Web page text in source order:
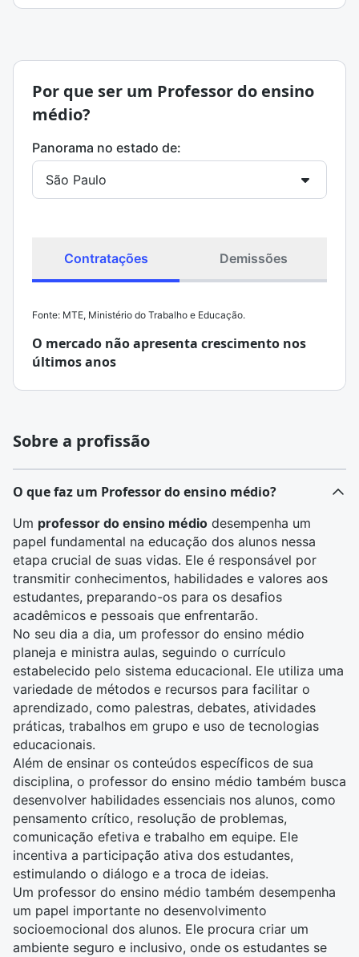
Por que ser um Professor do ensino
médio?
Panorama no estado de:
Contratações Demissões
Fonte: MTE, Ministério do Trabalho e Educação.
O mercado não apresenta crescimento nos
últimos anos
Sobre a profissão
O que faz um Professor do ensino médio?
Um professor do ensino médio desempenha um
papel fundamental na educação dos alunos nessa
etapa crucial de suas vidas. Ele é responsável por
transmitir conhecimentos, habilidades e valores aos
estudantes, preparando-os para os desafios
acadêmicos e pessoais que enfrentarão.
No seu dia a dia, um professor do ensino médio
planeja e ministra aulas, seguindo o currículo
estabelecido pelo sistema educacional. Ele utiliza uma
variedade de métodos e recursos para facilitar o
aprendizado, como palestras, debates, atividades
práticas, trabalhos em grupo e uso de tecnologias
educacionais.
Além de ensinar os conteúdos específicos de sua
disciplina, o professor do ensino médio também busca
desenvolver habilidades essenciais nos alunos, como
pensamento crítico, resolução de problemas,
comunicação efetiva e trabalho em equipe. Ele
incentiva a participação ativa dos estudantes,
estimulando o diálogo e a troca de ideias.
Um professor do ensino médio também desempenha
um papel importante no desenvolvimento
socioemocional dos alunos. Ele procura criar um
ambiente seguro e inclusivo, onde os estudantes se